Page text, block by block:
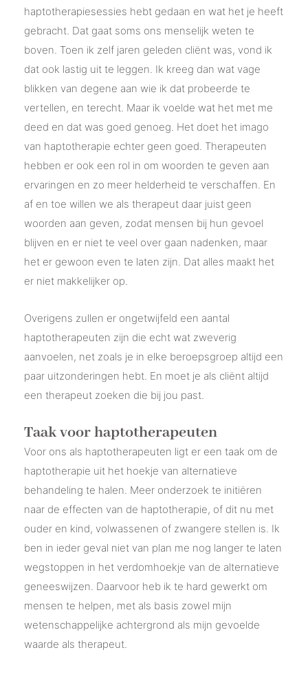
haptotherapiesessies hebt gedaan en wat het je heeft
gebracht. Dat gaat soms ons menselijk weten te
boven. Toen ik zelf jaren geleden cliënt was, vond ik
dat ook lastig uit te leggen. Ik kreeg dan wat vage
blikken van degene aan wie ik dat probeerde te
vertellen, en terecht. Maar ik voelde wat het met me
deed en dat was goed genoeg. Het doet het imago
van haptotherapie echter geen goed. Therapeuten
hebben er ook een rol in om woorden te geven aan
ervaringen en zo meer helderheid te verschaffen. En
af en toe willen we als therapeut daar juist geen
woorden aan geven, zodat mensen bij hun gevoel
blijven en er niet te veel over gaan nadenken, maar
het er gewoon even te laten zijn. Dat alles maakt het
er niet makkelijker op.
Overigens zullen er ongetwijfeld een aantal
haptotherapeuten zijn die echt wat zweverig
aanvoelen, net zoals je in elke beroepsgroep altijd een
paar uitzonderingen hebt. En moet je als cliënt altijd
een therapeut zoeken die bij jou past.
Taak voor haptotherapeuten
Voor ons als haptotherapeuten ligt er een taak om de
haptotherapie uit het hoekje van alternatieve
behandeling te halen. Meer onderzoek te initiëren
naar de effecten van de haptotherapie, of dit nu met
ouder en kind, volwassenen of zwangere stellen is. Ik
ben in ieder geval niet van plan me nog langer te laten
wegstoppen in het verdomhoekje van de alternatieve
geneeswijzen. Daarvoor heb ik te hard gewerkt om
mensen te helpen, met als basis zowel mijn
wetenschappelijke achtergrond als mijn gevoelde
waarde als therapeut.